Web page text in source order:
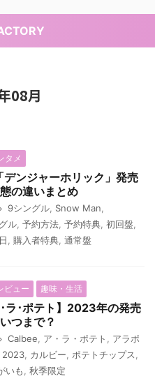
08月
タメ
ンジャーホリック」発売
の違いまとめ
9シングル Snow Man
ル 予約方法 予約特典 初回盤
購入者特典 通常盤
ビュー 趣味・生活
ラ･ポテト】2023年の発売
つまで？
Calbee ア・ラ・ポテト
アラポ
2023 カルビー ポテトチップス
いも
秋季限定